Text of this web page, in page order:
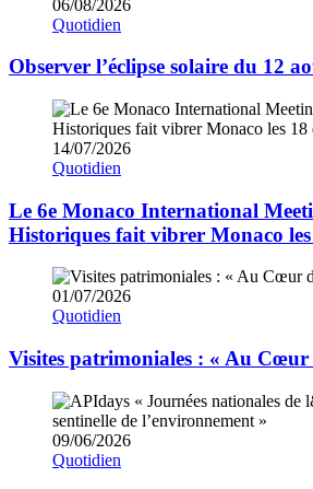
06/08/2026
Quotidien
Observer l’éclipse solaire du 12
14/07/2026
Quotidien
Le 6e Monaco International
Historiques fait vibrer Monaco
01/07/2026
Quotidien
Visites patrimoniales : « Au Cœur
09/06/2026
Quotidien